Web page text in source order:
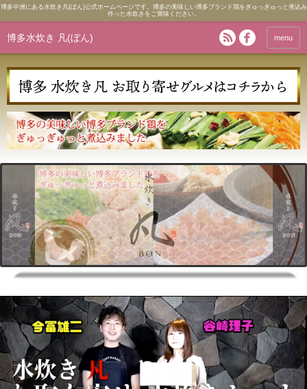
博多中洲にある水炊き凡(ぼん)公式ホームページです。博多の美味しい博多ブランド鶏をぎゅっぎゅっと煮込み
作った水炊きをご賞味ください。
博多水炊き 凡(ぼん) menu